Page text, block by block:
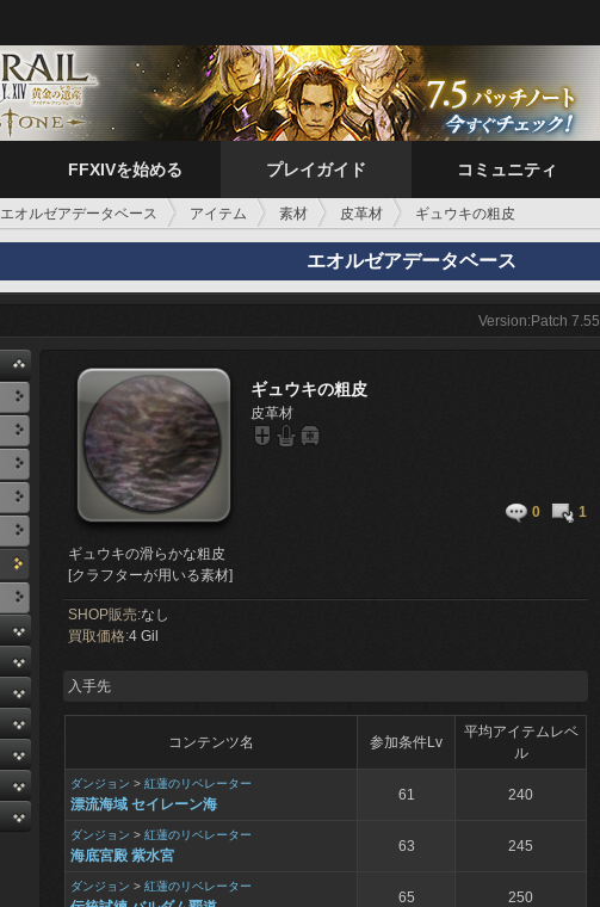
FFXIVを始める プレイガイド コミュニティ
エオルゼアデータベース アイテム 素材 皮革材 ギュウキの粗皮
エオルゼアデータベース
Version:Patch 7.55
ギュウキの粗皮
皮革材
0 1
ギュウキの滑らかな粗皮
[クラフターが用いる素材]
SHOP販売:なし
買取価格:4 Gil
入手先
コンテンツ名 参加条件Lv
平均アイテムレベ
ル
ダンジョン > 紅蓮のリベレーター
漂流海域 セイレーン海
61 240
ダンジョン > 紅蓮のリベレーター
海底宮殿 紫水宮
63 245
ダンジョン > 紅蓮のリベレーター
65 250